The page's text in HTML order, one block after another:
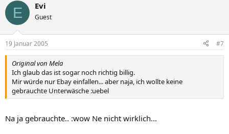
E Evi
Guest
19 Januar 2005 #7
Original von Mela
Ich glaub das ist sogar noch richtig billig.
Mir würde nur Ebay einfallen... aber naja, ich wollte keine
gebrauchte Unterwäsche :uebel
Na ja gebrauchte.. :wow Ne nicht wirklich...